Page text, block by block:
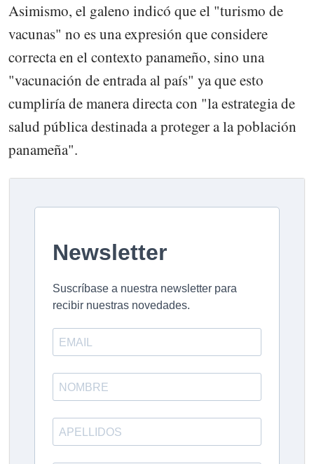
Asimismo, el galeno indicó que el "turismo de
vacunas" no es una expresión que considere
correcta en el contexto panameño, sino una
"vacunación de entrada al país" ya que esto
cumpliría de manera directa con "la estrategia de
salud pública destinada a proteger a la población
panameña".